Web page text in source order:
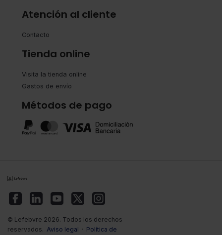
Atención al cliente
Contacto
Tienda online
Visita la tienda online
Gastos de envío
Métodos de pago
© Lefebvre 2026. Todos los derechos
reservados. Aviso legal · Política de